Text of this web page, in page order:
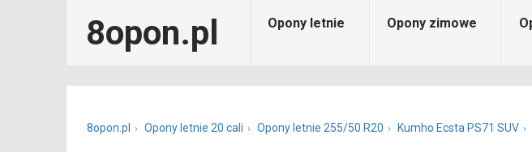
8opon.pl Opony letnie Opony zimowe
8opon.pl Opony letnie 20 cali Opony letnie 255/50 R20 Kumho Ecsta PS71 SUV